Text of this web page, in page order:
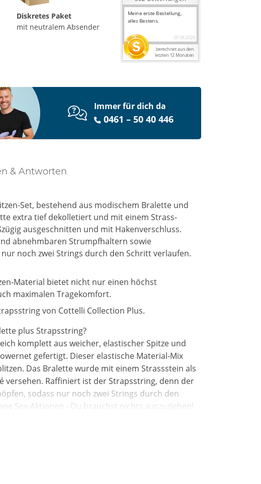
Diskretes Paket
mit neutralem Absender
Immer für dich da
0461 – 50 40 446
& Antworten
Set, bestehend aus modischem Bralette und
extra tief dekolletiert und mit einem Strass-
ausgeschnitten und mit Hakenverschluss.
abnehmbaren Strumpfhaltern sowie
noch zwei Strings durch den Schritt verlaufen.
Material bietet nicht nur einen höchst
maximalen Tragekomfort.
von Cottelli Collection Plus.
plus Strapsstring?
komplett aus weicher, elastischer Spitze und
gefertigt. Dieser elastische Material-Mix
Das Bralette wurde mit einem Strassstein als
versehen. Raffiniert ist der Strapsstring, denn der
sodass nur noch zwei Strings durch den
Sex-Aktionen - Du brauchst nichts auszuziehen!